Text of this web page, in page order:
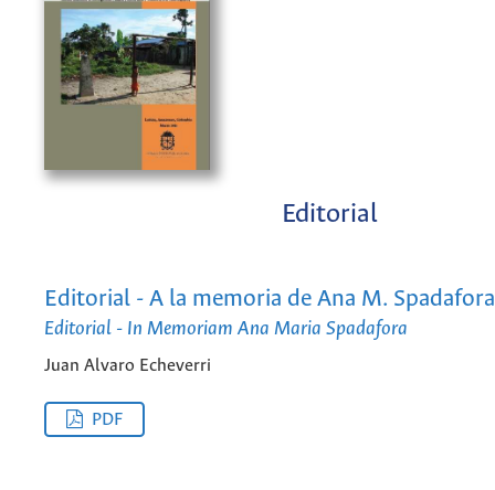
Editorial
Editorial - A la memoria de Ana M. Spadafora
Editorial - In Memoriam Ana Maria Spadafora
Juan Alvaro Echeverri
PDF